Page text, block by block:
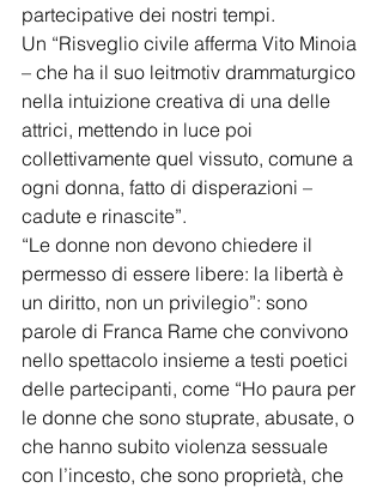
partecipative dei nostri tempi.
Un “Risveglio civile afferma Vito Minoia
– che ha il suo leitmotiv drammaturgico
nella intuizione creativa di una delle
attrici, mettendo in luce poi
collettivamente quel vissuto, comune a
ogni donna, fatto di disperazioni –
cadute e rinascite”.
“Le donne non devono chiedere il
permesso di essere libere: la libertà è
un diritto, non un privilegio”: sono
parole di Franca Rame che convivono
nello spettacolo insieme a testi poetici
delle partecipanti, come “Ho paura per
le donne che sono stuprate, abusate, o
che hanno subito violenza sessuale
con l’incesto, che sono proprietà, che